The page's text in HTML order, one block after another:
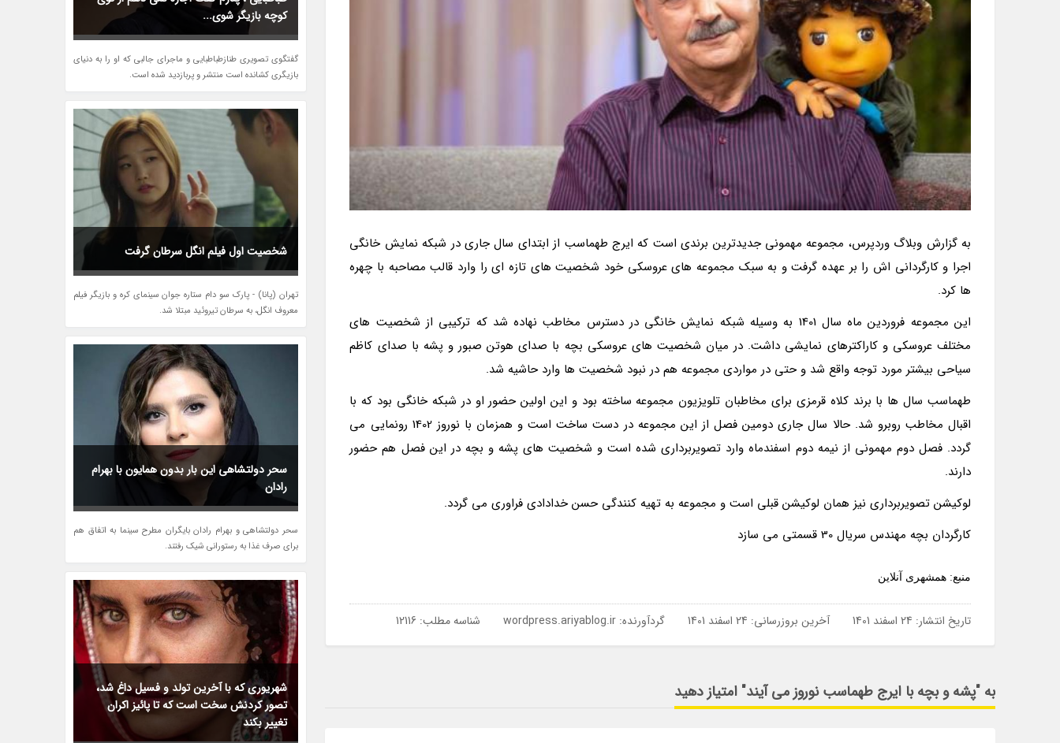
به گزارش وبلاگ وردپرس، مجموعه مهمونی جدیدترین برندی است که ایرج طهماسب از ابتدای سال جاری در شبکه نمایش خانگی
اجرا و کارگردانی اش را بر عهده گرفت و به سبک مجموعه های عروسکی خود شخصیت های تازه ای را وارد قالب مصاحبه با چهره
ها کرد.
این مجموعه فروردین ماه سال 1401 به وسیله شبکه نمایش خانگی در دسترس مخاطب نهاده شد که ترکیبی از شخصیت های
مختلف عروسکی و کاراکترهای نمایشی داشت. در میان شخصیت های عروسکی بچه با صدای هوتن صبور و پشه با صدای کاظم
سیاحی بیشتر مورد توجه واقع شد و حتی در مواردی مجموعه هم در نبود شخصیت ها وارد حاشیه شد.
طهماسب سال ها با برند کلاه قرمزی برای مخاطبان تلویزیون مجموعه ساخته بود و این اولین حضور او در شبکه خانگی بود که با
اقبال مخاطب روبرو شد. حالا سال جاری دومین فصل از این مجموعه در دست ساخت است و همزمان با نوروز 1402 رونمایی می
گردد. فصل دوم مهمونی از نیمه دوم اسفندماه وارد تصویربرداری شده است و شخصیت های پشه و بچه در این فصل هم حضور
دارند.
لوکیشن تصویربرداری نیز همان لوکیشن قبلی است و مجموعه به تهیه کنندگی حسن خدادادی فراوری می گردد.
کارگردان بچه مهندس سریال 30 قسمتی می سازد
منبع: همشهری آنلاین
تاریخ انتشار: 24 اسفند 1401 آخرین بروزرسانی: 24 اسفند 1401 گردآورنده: wordpress.ariyablog.ir شناسه مطلب: 12116
به "پشه و بچه با ایرج طهماسب نوروز می آیند" امتیاز دهید
کوچه بازیگر شوی...
گفتگوی تصویری طنازطباطبایی و ماجرای جالبی که او را به دنیای
بازیگری کشانده است منتشر و پربازدید شده است.
شخصیت اول فیلم انگل سرطان گرفت
تهران (پانا) - پارک سو دام ستاره جوان سینمای کره و بازیگر فیلم
معروف انگل، به سرطان تیروئید مبتلا شد.
سحر دولتشاهی این بار بدون همایون با بهرام
رادان
سحر دولتشاهی و بهرام رادان بایگران مطرح سینما به اتفاق هم
برای صرف غذا به رستورانی شیک رفتند.
شهریوری که با آخرین تولد و فسیل داغ شد،
تصور کردنش سخت است که تا پائیز اکران
تغییر بکند